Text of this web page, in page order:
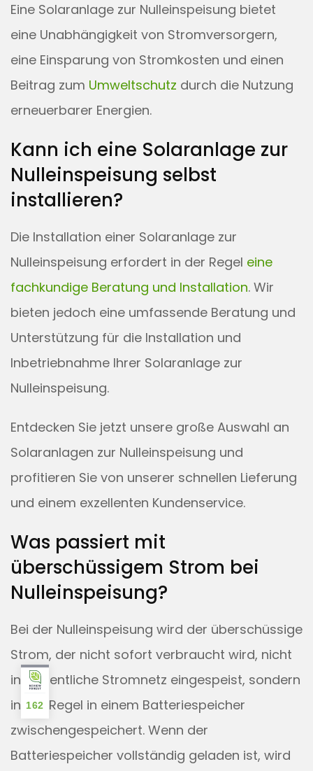
Eine Solaranlage zur Nulleinspeisung bietet
eine Unabhängigkeit von Stromversorgern,
eine Einsparung von Stromkosten und einen
Beitrag zum Umweltschutz durch die Nutzung
erneuerbarer Energien.
Kann ich eine Solaranlage zur
Nulleinspeisung selbst
installieren?
Die Installation einer Solaranlage zur
Nulleinspeisung erfordert in der Regel eine
fachkundige Beratung und Installation. Wir
bieten jedoch eine umfassende Beratung und
Unterstützung für die Installation und
Inbetriebnahme Ihrer Solaranlage zur
Nulleinspeisung.
Entdecken Sie jetzt unsere große Auswahl an
Solaranlagen zur Nulleinspeisung und
profitieren Sie von unserer schnellen Lieferung
und einem exzellenten Kundenservice.
Was passiert mit
überschüssigem Strom bei
Nulleinspeisung?
Bei der Nulleinspeisung wird der überschüssige
Strom, der nicht sofort verbraucht wird, nicht
ins öffentliche Stromnetz eingespeist, sondern
in der Regel in einem Batteriespeicher
zwischengespeichert. Wenn der
Batteriespeicher vollständig geladen ist, wird
162